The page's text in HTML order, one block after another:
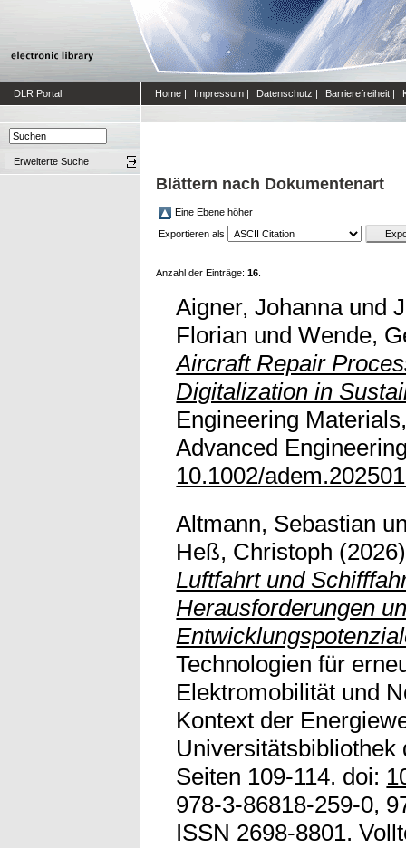
DLR Portal Home | Impressum | Datenschutz | Barrierefreiheit |
Erweiterte Suche
Blättern nach Dokumentenart
Eine Ebene höher
Exportieren als
Anzahl der Einträge: 16
Aigner, Johannaund
Florian undWende,
Aircraft Repair
Digitalization in
Engineering
Advanced
10.1002/
Altmann, Sebastian
Heß, Christoph
Luftfahrt und
Herausforderungen
Technologien für
Elektromobilität und
Kontext der
Seiten 109-114. doi:
978-3-86818-259-0,
ISSN 2698-8801.